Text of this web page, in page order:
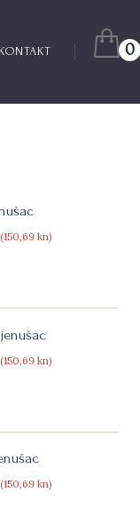
0
(150 69kn)
(150 69kn)
(150 69kn)